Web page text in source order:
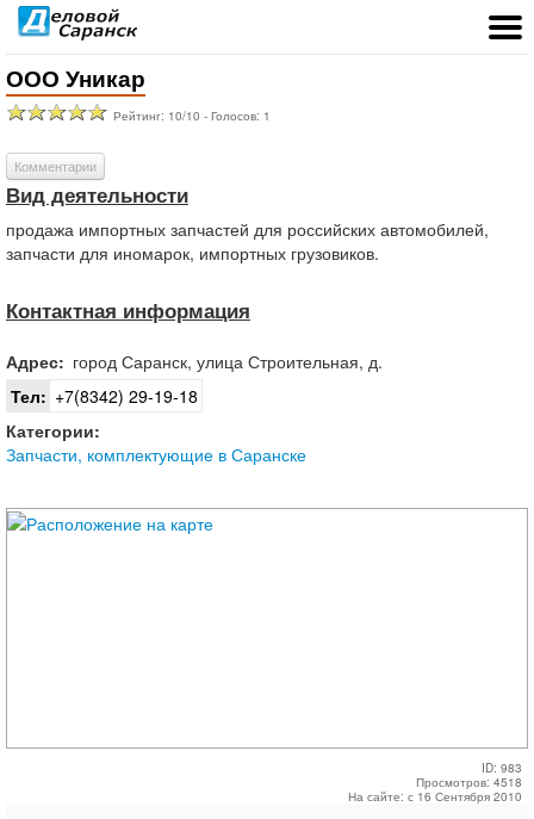
ООО Уникар
Рейтинг: 10/10 - Голосов: 1
Комментарии
Вид деятельности
продажа импортных запчастей для российских автомобилей,
запчасти для иномарок, импортных грузовиков.
Контактная информация
Адрес: город Саранск, улица Строительная, д.
Тел: +7(8342) 29-19-18
Категории:
Запчасти, комплектующие в Саранске
ID: 983
Просмотров: 4518
На сайте: с 16 Сентября 2010